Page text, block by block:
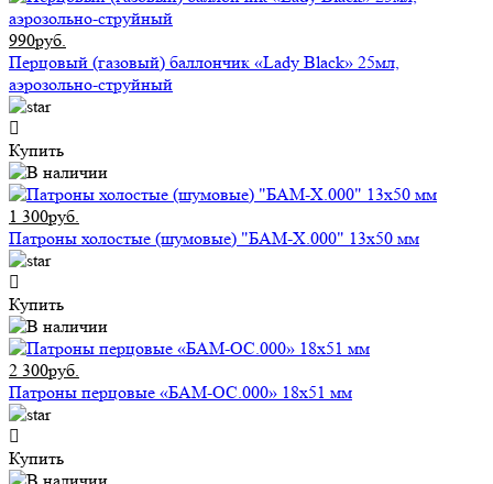
990руб.
Перцовый (газовый) баллончик «Lady Black» 25мл,
аэрозольно-струйный
Купить
1 300руб.
Патроны холостые (шумовые) "БАМ-Х.000" 13х50 мм
Купить
2 300руб.
Патроны перцовые «БАМ-ОС.000» 18х51 мм
Купить